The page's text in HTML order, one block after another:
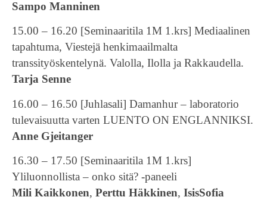
Sampo Manninen
15.00 – 16.20 [Seminaaritila 1M 1.krs] Mediaalinen
tapahtuma, Viestejä henkimaailmalta
transsityöskentelynä. Valolla, Ilolla ja Rakkaudella.
Tarja Senne
16.00 – 16.50 [Juhlasali] Damanhur – laboratorio
tulevaisuutta varten LUENTO ON ENGLANNIKSI.
Anne Gjeitanger
16.30 – 17.50 [Seminaaritila 1M 1.krs]
Yliluonnollista – onko sitä? -paneeli
Mili Kaikkonen, Perttu Häkkinen, IsisSofia